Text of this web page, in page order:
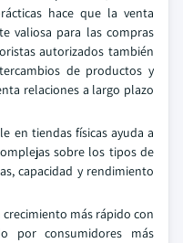
hace que la venta
valiosa para las compras
autorizados también
de productos y
relaciones a largo plazo
en tiendas físicas ayuda a
sobre los tipos de
capacidad y rendimiento
más rápido con
por consumidores más